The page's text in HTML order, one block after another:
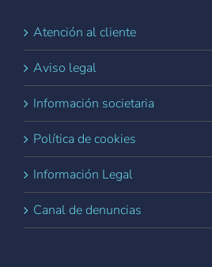
Atención al cliente
Aviso legal
Información societaria
Política de cookies
Información Legal
Canal de denuncias